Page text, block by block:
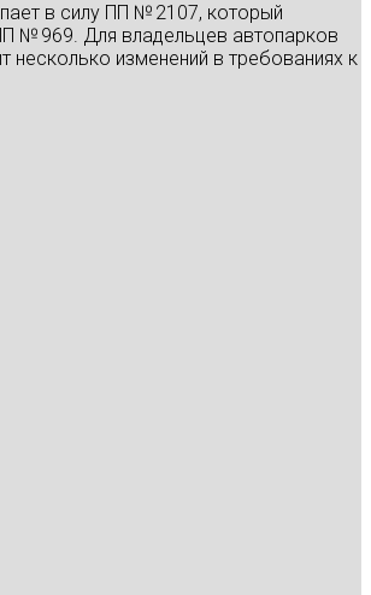
в силу ПП № 2107, который
№ 969. Для владельцев автопарков
несколько изменений в требованиях к